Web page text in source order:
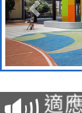
本
招
適